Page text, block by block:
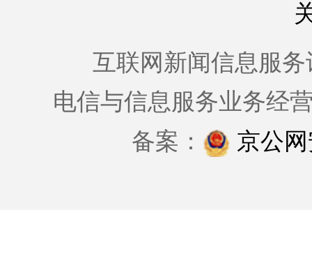
互联网新闻信息服务
电信与信息服务业务经
备案：
京公网